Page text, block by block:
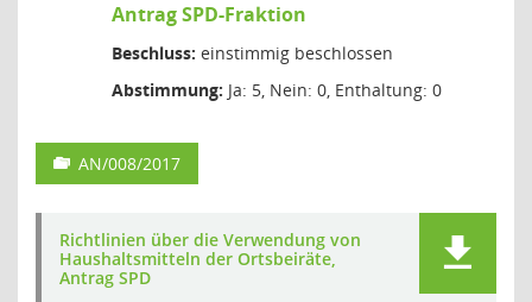
Antrag SPD-Fraktion
Beschluss: einstimmig beschlossen
Abstimmung: Ja: 5, Nein: 0, Enthaltung: 0
AN/008/2017
Richtlinien über die Verwendung von
Haushaltsmitteln der Ortsbeiräte,
Antrag SPD